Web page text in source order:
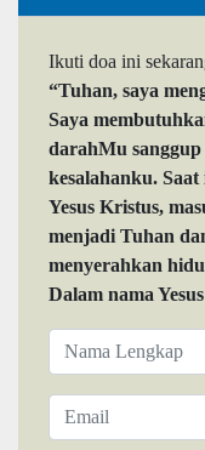
Ikuti doa ini
“Tuhan, saya
Saya
darahMu sanggup
kesalahanku.
Yesus Kristus,
menjadi Tuhan
menyerahkan
Dalam nama